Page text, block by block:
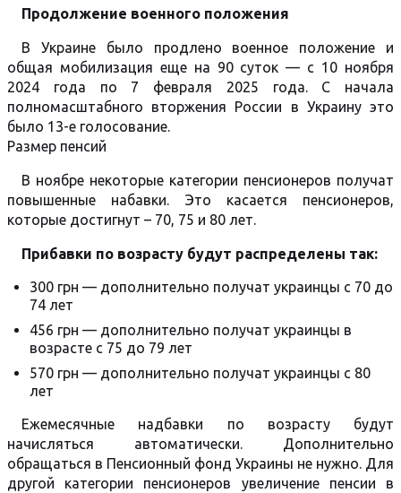
Продолжение военного положения
В Украине было продлено военное положение и
общая мобилизация еще на 90 суток — с 10 ноября
2024 года по 7 февраля 2025 года. С начала
полномасштабного вторжения России в Украину это
было 13-е голосование.
Размер пенсий
В ноябре некоторые категории пенсионеров получат
повышенные набавки. Это касается пенсионеров,
которые достигнут – 70, 75 и 80 лет.
Прибавки по возрасту будут распределены так:
300 грн — дополнительно получат украинцы с 70 до
74 лет
456 грн — дополнительно получат украинцы в
возрасте с 75 до 79 лет
570 грн — дополнительно получат украинцы с 80
лет
Ежемесячные надбавки по возрасту будут
начисляться автоматически. Дополнительно
обращаться в Пенсионный фонд Украины не нужно. Для
другой категории пенсионеров увеличение пенсии в